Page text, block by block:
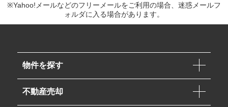
※Yahoo!メールなどのフリーメールをご利用の場合、迷惑メールフ
ォルダに入る場合があります。
物件を探す
不動産売却